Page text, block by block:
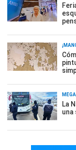
La
una